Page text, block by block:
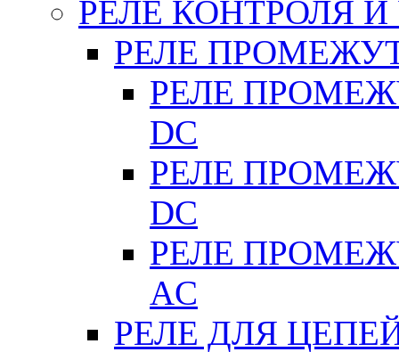
РЕЛЕ КОНТРОЛЯ
РЕЛЕ
РЕЛЕ
DC
РЕЛЕ
DC
РЕЛЕ
АC
РЕЛЕ ДЛЯ